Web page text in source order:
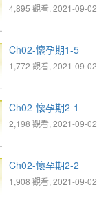
4,895 觀看, 2021-09-02
Ch02-懷孕期1-5
1,772 觀看, 2021-09-02
Ch02-懷孕期2-1
2,198 觀看, 2021-09-02
Ch02-懷孕期2-2
1,908 觀看, 2021-09-02